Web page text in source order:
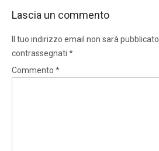
Lascia un commento
Il tuo indirizzo email non sarà pubblicato.
contrassegnati *
Commento *